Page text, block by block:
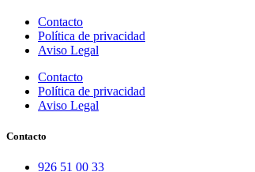
Contacto
Política de privacidad
Aviso Legal
Contacto
Política de privacidad
Aviso Legal
Contacto
926 51 00 33